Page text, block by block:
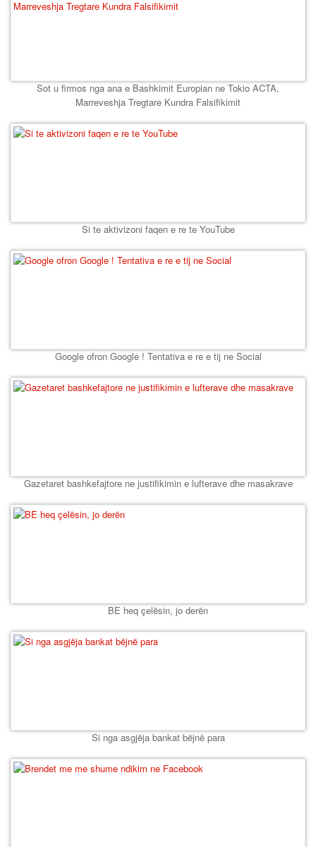
Sot u firmos nga ana e Bashkimit Europian ne Tokio ACTA,
Marreveshja Tregtare Kundra Falsifikimit
Si te aktivizoni faqen e re te YouTube
Google ofron Google ! Tentativa e re e tij ne Social
Gazetaret bashkefajtore ne justifikimin e lufterave dhe masakrave
BE heq çelësin, jo derën
Si nga asgjëja bankat bëjnë para